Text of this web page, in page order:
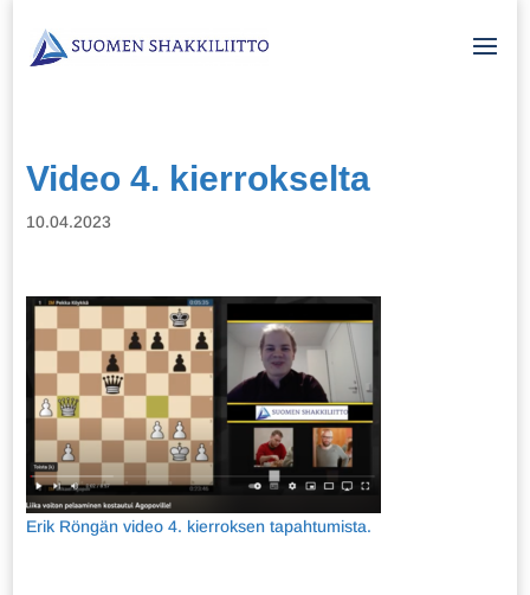
Video 4. kierrokselta
10.04.2023
Erik Röngän video 4. kierroksen tapahtumista.